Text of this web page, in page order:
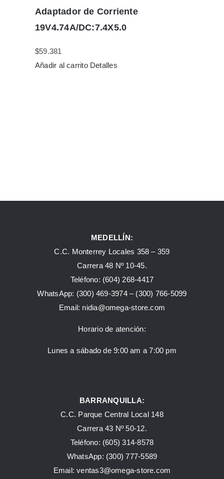
Adaptador de Corriente
19V4.74A/DC:7.4X5.0
$59.381
Añadir al carrito Detalles
MEDELLÍN:
C.C. Monterrey Locales 358 – 359
Carrera 48 Nº 10-45.
Teléfono: (604) 268-4417
WhatsApp: (300) 469-3974 – (300) 766-5099
Email: nidia@omega-store.com
Horario de atención:
Lunes a sábado de 9:00 am a 7:00 pm
BARRANQUILLA:
C.C. Parque Central Local 148
Carrera 43 Nº 50-12.
Teléfono: (605) 314-8578
WhatsApp: (300) 777-5589
Email: ventas3@omega-store.com